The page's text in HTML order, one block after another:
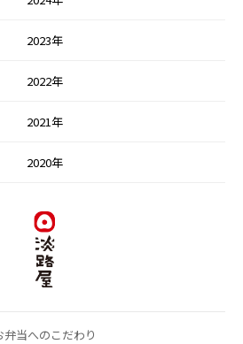
2023年
2022年
2021年
2020年
弁当へのこだわり